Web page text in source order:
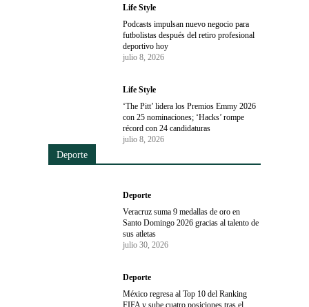
Life Style
Podcasts impulsan nuevo negocio para
futbolistas después del retiro profesional
deportivo hoy
julio 8, 2026
Life Style
‘The Pitt’ lidera los Premios Emmy 2026
con 25 nominaciones; ‘Hacks’ rompe
récord con 24 candidaturas
julio 8, 2026
Deporte
Deporte
Veracruz suma 9 medallas de oro en
Santo Domingo 2026 gracias al talento de
sus atletas
julio 30, 2026
Deporte
México regresa al Top 10 del Ranking